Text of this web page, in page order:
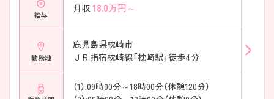
給与
月収 18.0万円～
勤務地
鹿児島県枕崎市
ＪＲ指宿枕崎線「枕崎駅」徒歩4分
（1）:09時00分～18時00分（休憩120分）